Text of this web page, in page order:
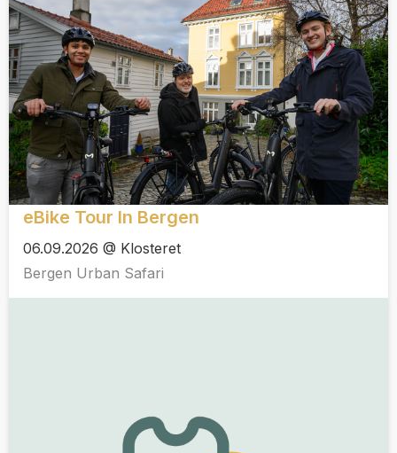
eBike Tour In Bergen
06.09.2026 @ Klosteret
Bergen Urban Safari